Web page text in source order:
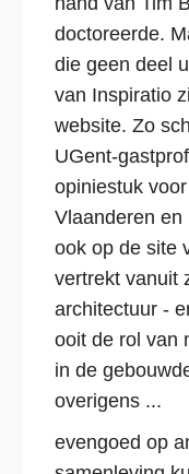
doctoreerde.
die geen deel
van Inspiratio
website. Zo
UGent-
opiniestuk
Vlaanderen en
ook op de site
vertrekt vanuit
architectuur -
ooit de rol van
in de
overigens ...
evengoed op